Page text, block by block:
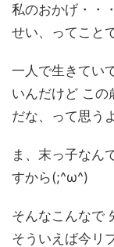
私のおかげ・・
せい、ってことで
一人で生きてい
いんだけど この
だな、って思う
ま、末っ子なん
すから(;^ω^)
そんなこんなで
そういえば今リ